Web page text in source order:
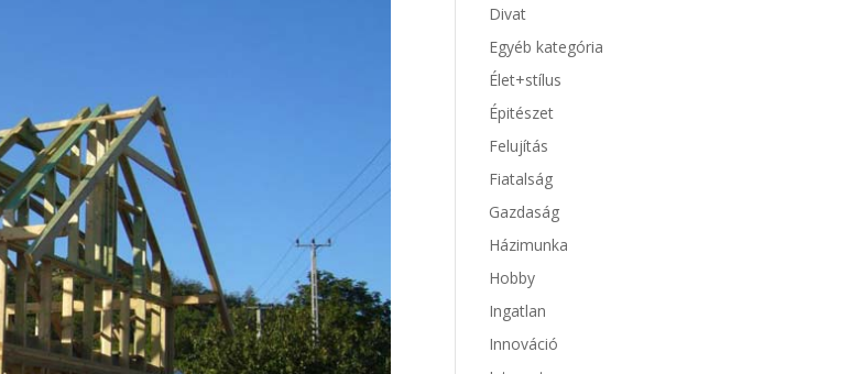
Divat
Egyéb kategória
Élet+stílus
Épitészet
Felujítás
Fiatalság
Gazdaság
Házimunka
Hobby
Ingatlan
Innováció